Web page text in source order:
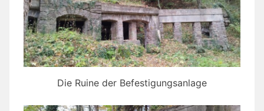
Die Ruine der Befestigungsanlage